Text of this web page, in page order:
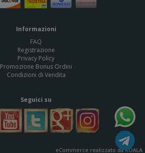
Informazioni
FAQ
Registrazione
Privacy Policy
Promozione Bonus Ordini
Condizioni di Vendita
Seguici su
eCommerce realizzato da KOALA